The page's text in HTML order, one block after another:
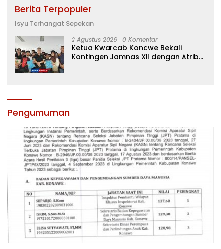
Berita Terpopuler
Isyu Terhangat Sepekan
2 Agustus 2026 0 Komentar
Ketua Kwarcab Konawe Bekali
Kontingen Jamnas XII dengan Atribut
Pengumuman